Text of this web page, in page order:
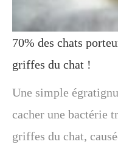
70% des chats
griffes du chat !
Une simple
cacher une bactérie
griffes du chat,